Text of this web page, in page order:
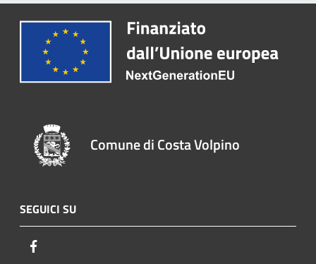
Comune di Costa Volpino
SEGUICI SU